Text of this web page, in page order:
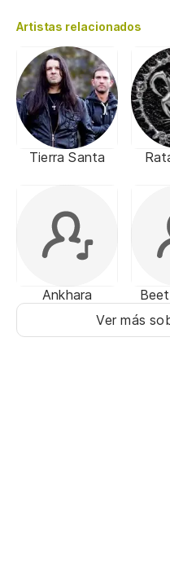
Artistas relacionados
Tierra Santa
Ankhara
Ver más